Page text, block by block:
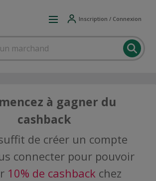
Inscription / Connexion
à gagner du
cashback
de créer un compte
connecter pour pouvoir
10% de cashbackchez